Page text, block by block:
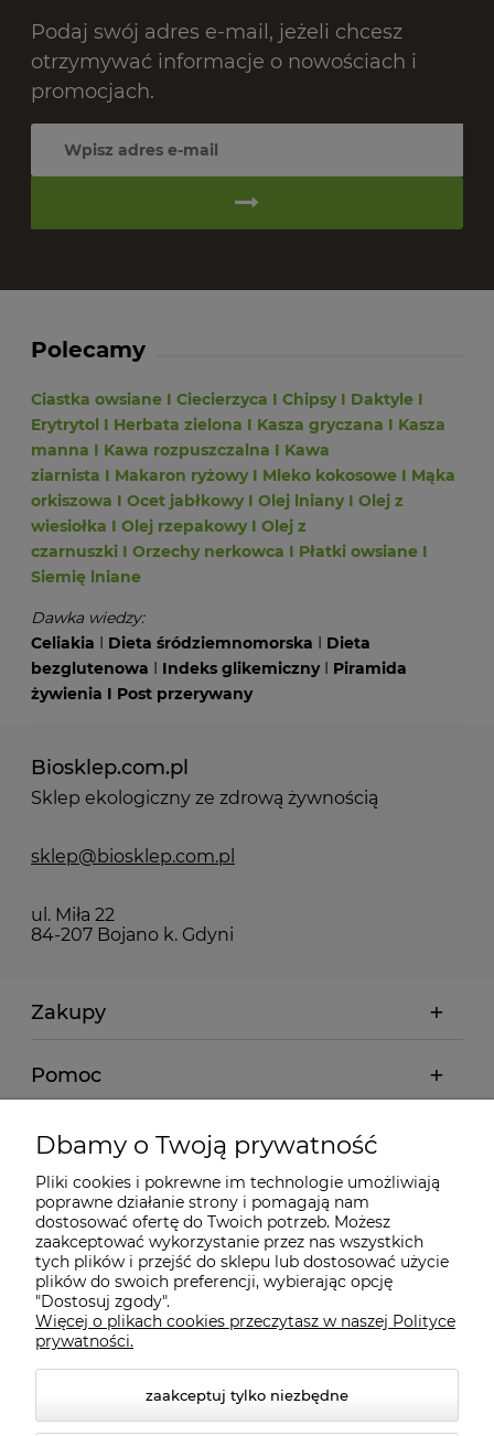
Podaj swój adres e-mail, jeżeli chcesz
otrzymywać informacje o nowościach i
promocjach.
Polecamy
Ciastka owsiane I Ciecierzyca I ChipsyI Daktyle I
Erytrytol I Herbata zielona I Kasza gryczana I Kasza
manna I Kawa rozpuszczalna I Kawa
ziarnista I Makaron ryżowyI Mleko kokosowe I Mąka
orkiszowa I Ocet jabłkowyI Olej lnianyI Olej z
wiesiołka I Olej rzepakowyI Olej z
czarnuszki I Orzechy nerkowca I Płatki owsiane I
Siemię lniane
Dawka wiedzy:
Celiakia I Dieta śródziemnomorska I Dieta
bezglutenowa I Indeks glikemicznyI Piramida
żywienia I Post przerywany
Biosklep.com.pl
Sklep ekologiczny ze zdrową żywnością
sklep@biosklep.com.pl
ul. Miła 22
84-207 Bojano k. Gdyni
Zakupy
Pomoc
Moje konto
Informacje
O nas
Kontakt
Dbamy o Twoją prywatność
Pliki cookies i pokrewne im technologie umożliwiają
poprawne działanie strony i pomagają nam
dostosować ofertę do Twoich potrzeb. Możesz
zaakceptować wykorzystanie przez nas wszystkich
tych plików i przejść do sklepu lub dostosować użycie
plików do swoich preferencji, wybierając opcję
"Dostosuj zgody".
Więcej o plikach cookies przeczytasz w naszej Polityce
prywatności.
zaakceptuj tylko niezbędne